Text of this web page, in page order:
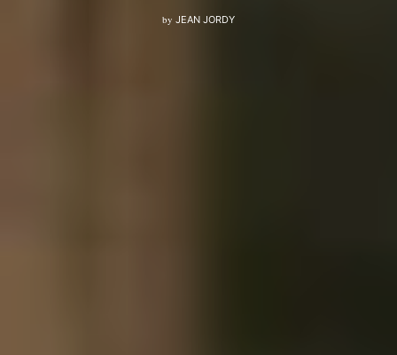
by JEAN JORDY